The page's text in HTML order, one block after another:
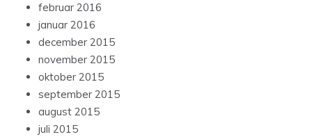
februar 2016
januar 2016
december 2015
november 2015
oktober 2015
september 2015
august 2015
juli 2015